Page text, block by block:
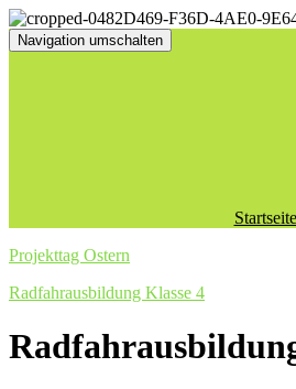
Navigation umschalten
Startseite
Projekttag Ostern
Radfahrausbildung Klasse 4